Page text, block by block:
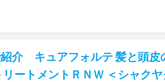
介 キュアフォルテ 髪と頭皮
ートメントＲＮＷ ＜シャク